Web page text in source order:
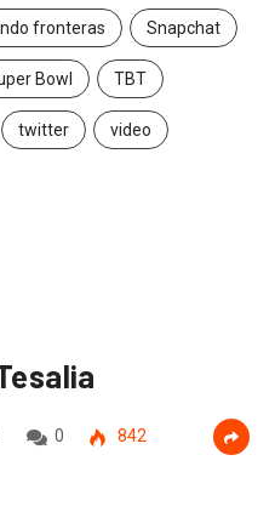
fronteras Snapchat
Bowl TBT
twitter video
0 842